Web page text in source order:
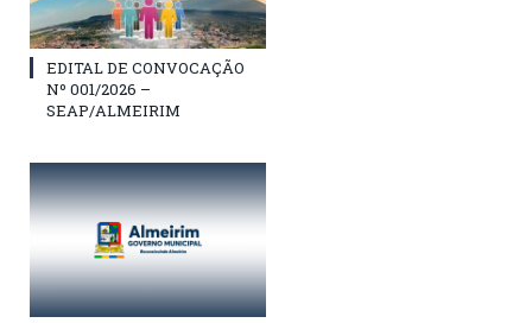
EDITAL DE CONVOCAÇÃO
Nº 001/2026 –
SEAP/ALMEIRIM